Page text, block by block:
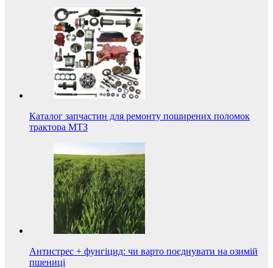
Каталог запчастин для ремонту поширених поломок
трактора МТЗ
Антистрес + фунгіцид: чи варто поєднувати на озимій
пшениці